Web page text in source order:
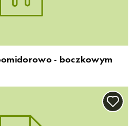
- boczkowym